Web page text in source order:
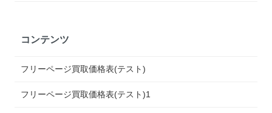
コンテンツ
フリーページ買取価格表(テスト)
フリーページ買取価格表(テスト)1